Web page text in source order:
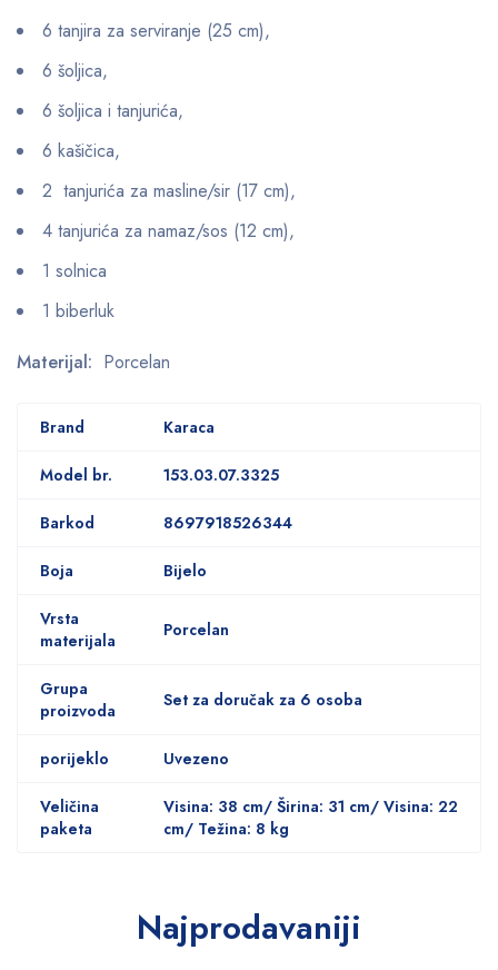
6 tanjira za serviranje (25 cm),
6 šoljica,
6 šoljica i tanjurića,
6 kašičica,
2 tanjurića za masline/sir (17 cm),
4 tanjurića za namaz/sos (12 cm),
1 solnica
1 biberluk
Materijal: Porcelan
Brand Karaca
Model br. 153.03.07.3325
Barkod 8697918526344
Boja Bijelo
Vrsta
materijala
Porcelan
Grupa
proizvoda
Set za doručak za 6 osoba
porijeklo Uvezeno
Veličina
paketa
Visina: 38 cm/ Širina: 31 cm/ Visina: 22
cm/ Težina: 8 kg
Najprodavaniji